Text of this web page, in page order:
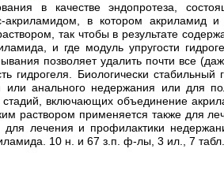
в качестве эндопротеза,
в котором акриламид
так чтобы в результате
и где модуль упругости
позволяет удалить почти все
гидрогеля. Биологически
анального недержания или для
включающих объединение
раствором применяется также для
лечения и профилактики
10 н. и 67 з.п. ф-лы, 3 ил., 7 табл.